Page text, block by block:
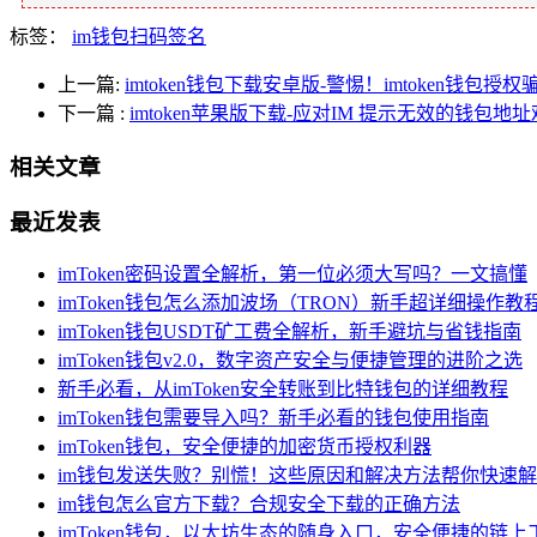
标签： im钱包扫码签名
上一篇: imtoken钱包下载安卓版-警惕！imtoken钱包授权
下一篇 : imtoken苹果版下载-应对IM 提示无效的钱包地址
相关文章
最近发表
imToken密码设置全解析，第一位必须大写吗？一文搞懂
imToken钱包怎么添加波场（TRON）新手超详细操作教
imToken钱包USDT矿工费全解析，新手避坑与省钱指南
imToken钱包v2.0，数字资产安全与便捷管理的进阶之选
新手必看，从imToken安全转账到比特钱包的详细教程
imToken钱包需要导入吗？新手必看的钱包使用指南
imToken钱包，安全便捷的加密货币授权利器
im钱包发送失败？别慌！这些原因和解决方法帮你快速
im钱包怎么官方下载？合规安全下载的正确方法